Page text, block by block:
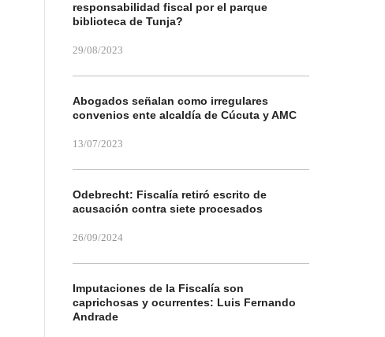
responsabilidad fiscal por el parque
biblioteca de Tunja?
29/08/2023
Abogados señalan como irregulares
convenios ente alcaldía de Cúcuta y AMC
13/07/2023
Odebrecht: Fiscalía retiró escrito de
acusación contra siete procesados
26/09/2024
Imputaciones de la Fiscalía son
caprichosas y ocurrentes: Luis Fernando
Andrade